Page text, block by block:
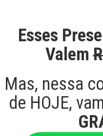
Esses
Valem
Mas, nessa
de HOJE,